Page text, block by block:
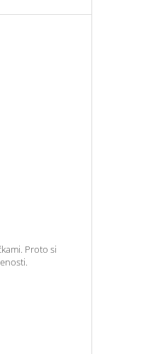
Proto si